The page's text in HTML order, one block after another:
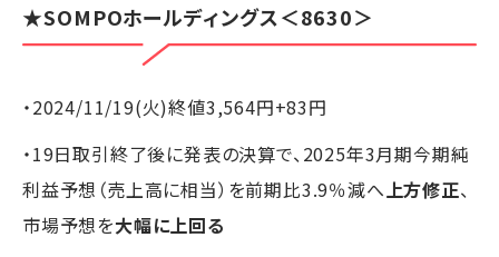
★SOMPOホールディングス＜8630＞
・2024/11/19(火)終値3,564円+83円
・19日取引終了後に発表の決算で、2025年3月期今期純
利益予想（売上高に相当）を前期比3.9％減へ上方修正、
市場予想を大幅に上回る